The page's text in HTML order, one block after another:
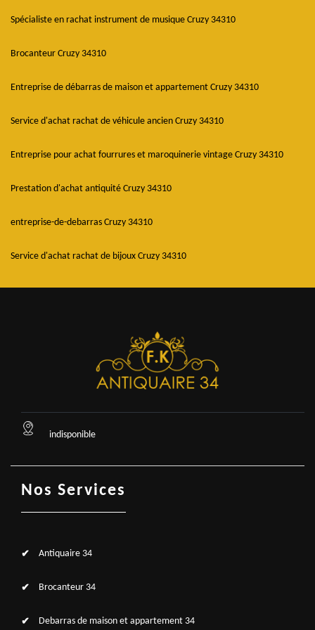
Spécialiste en rachat instrument de musique Cruzy 34310
Brocanteur Cruzy 34310
Entreprise de débarras de maison et appartement Cruzy 34310
Service d'achat rachat de véhicule ancien Cruzy 34310
Entreprise pour achat fourrures et maroquinerie vintage Cruzy 34310
Prestation d'achat antiquité Cruzy 34310
entreprise-de-debarras Cruzy 34310
Service d'achat rachat de bijoux Cruzy 34310
indisponible
Nos Services
Antiquaire 34
Brocanteur 34
Debarras de maison et appartement 34